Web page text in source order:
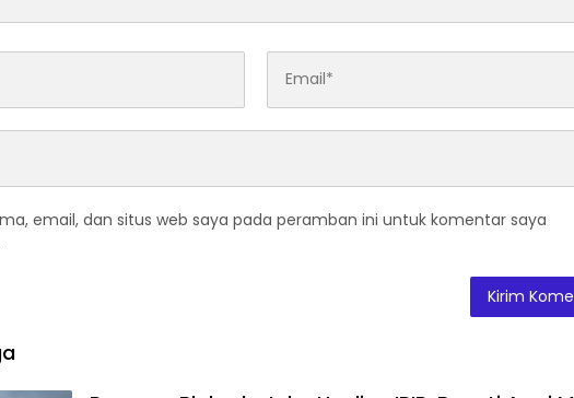
email, dan situs web saya pada peramban ini untuk komentar saya